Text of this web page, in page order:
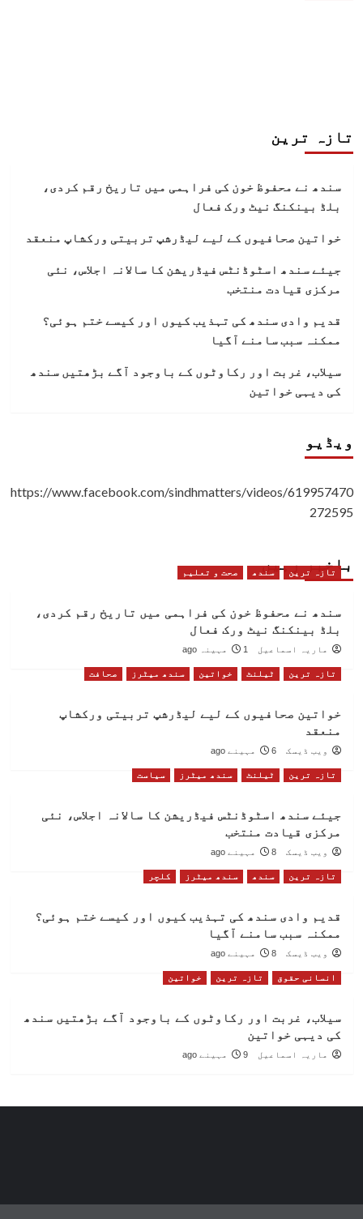
تازہ ترین
سندھ نے محفوظ خون کی فراہمی میں تاریخ رقم کردی،
بلڈ بینکنگ نیٹ ورک فعال
خواتین صحافیوں کے لیے لیڈرشپ تربیتی ورکشاپ منعقد
جیئے سندھ اسٹوڈنٹس فیڈریشن کا سالانہ اجلاس، نئی
مرکزی قیادت منتخب
قدیم وادی سندھ کی تہذیب کیوں اور کیسے ختم ہوئی؟
ممکنہ سبب سامنے آگیا
سیلاب، غربت اور رکاوٹوں کے باوجود آگے بڑھتیں سندھ
کی دیہی خواتین
ویڈیو
https://www.facebook.com/sindhmatters/videos/619957470
272595
باخبر رہیں
تازہ ترین سندھ صحت و تعلیم
سندھ نے محفوظ خون کی فراہمی میں تاریخ رقم کردی،
بلڈ بینکنگ نیٹ ورک فعال
ماریہ اسماعیل 1 مہینہ ago
تازہ ترین ٹیلنٹ خواتین سندھ میٹرز صحافت
خواتین صحافیوں کے لیے لیڈرشپ تربیتی ورکشاپ
منعقد
ویب ڈیسک 6 مہینے ago
تازہ ترین ٹیلنٹ سندھ میٹرز سیاست
جیئے سندھ اسٹوڈنٹس فیڈریشن کا سالانہ اجلاس، نئی
مرکزی قیادت منتخب
ویب ڈیسک 8 مہینے ago
تازہ ترین سندھ سندھ میٹرز کلچر
قدیم وادی سندھ کی تہذیب کیوں اور کیسے ختم ہوئی؟
ممکنہ سبب سامنے آگیا
ویب ڈیسک 8 مہینے ago
انسانی حقوق تازہ ترین خواتین
سیلاب، غربت اور رکاوٹوں کے باوجود آگے بڑھتیں سندھ
کی دیہی خواتین
ماریہ اسماعیل 9 مہینے ago